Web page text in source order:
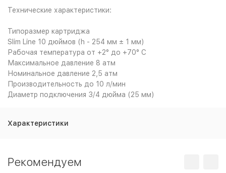
Технические характеристики:
Типоразмер картриджа
Slim Line 10 дюймов (h - 254 мм ± 1 мм)
Рабочая температура от +2° до +70° С
Максимальное давление 8 атм
Номинальное давление 2,5 атм
Производительность до 10 л/мин
Диаметр подключения 3/4 дюйма (25 мм)
Характеристики
Рекомендуем